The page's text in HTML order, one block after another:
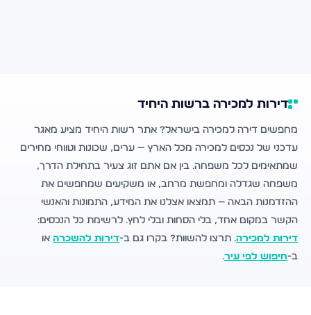
דירות למכירה ברשות היחיד
מחפשים דירה למכירה בישראל? אתר רשות היחיד מציע מאגר
עדכני של נכסים למכירה מכל הארץ — ערים, שכונות וטווחי מחירים
שמתאימים לכל משפחה. בין אם אתם זוג צעיר בתחילת הדרך,
משפחה שגדלה ומחפשת מרחב, או משקיעים שמחפשים את
ההזדמנות הבאה — תמצאו אצלנו את המידע, התמונות והאנשי
הקשר במקום אחד, בלי הסחות ובלי לחץ. לרשימת כל הנכסים:
דירות למכירה. תרצו להשוות? בקרו גם ב-דירות להשכרה או
ב-חיפוש לפי עיר.